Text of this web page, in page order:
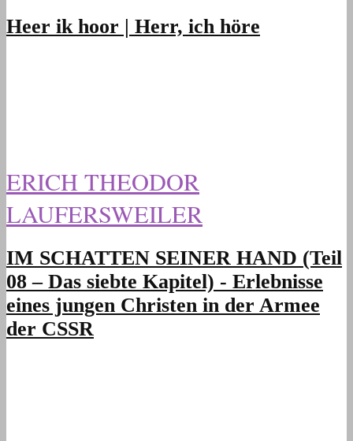
Heer ik hoor | Herr, ich höre
ERICH THEODOR
LAUFERSWEILER
IM SCHATTEN SEINER HAND (Teil
08 – Das siebte Kapitel) - Erlebnisse
eines jungen Christen in der Armee
der CSSR